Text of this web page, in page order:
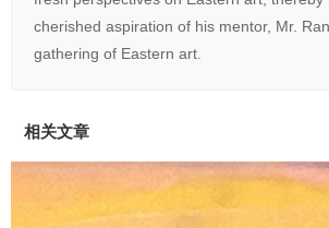
cherished aspiration of his mentor, Mr.
gathering of Eastern art.
相关文章